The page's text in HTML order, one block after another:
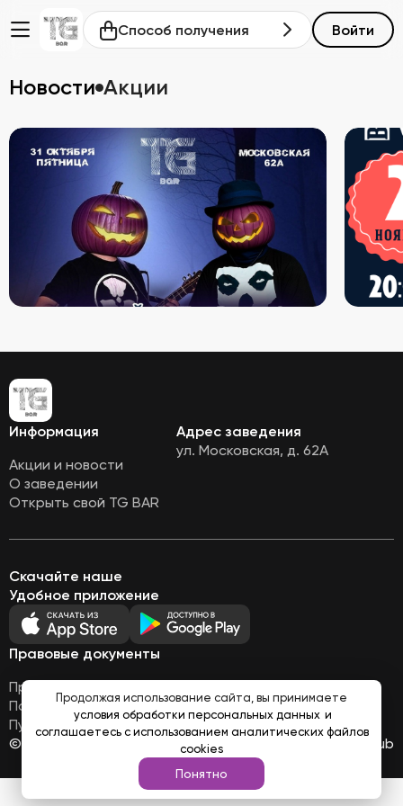
Способ получения Войти
Новости Акции
Информация
Акции и новости
О заведении
Открыть свой TG BAR
Адрес заведения
ул. Московская, д. 62А
Скачайте наше
Удобное приложение
Правовые документы
Правовая информация
Политика обработки персональных данных
Публичная оферта
© Все права защищены 2026Работает на Loyalhub
Продолжая использование сайта, вы принимаете
условия обработки персональных данных и
соглашаетесь с использованием аналитических файлов
cookies
Понятно